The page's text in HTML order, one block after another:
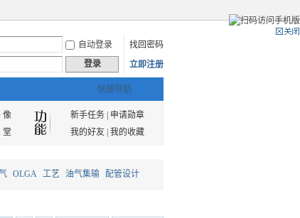
自动登录
找回密码
登录 立即注册
快捷导航
像 新手任务|
申请勋章
堂 我的好友| 我的收藏
OLGA 工艺 油气集输 配管设计